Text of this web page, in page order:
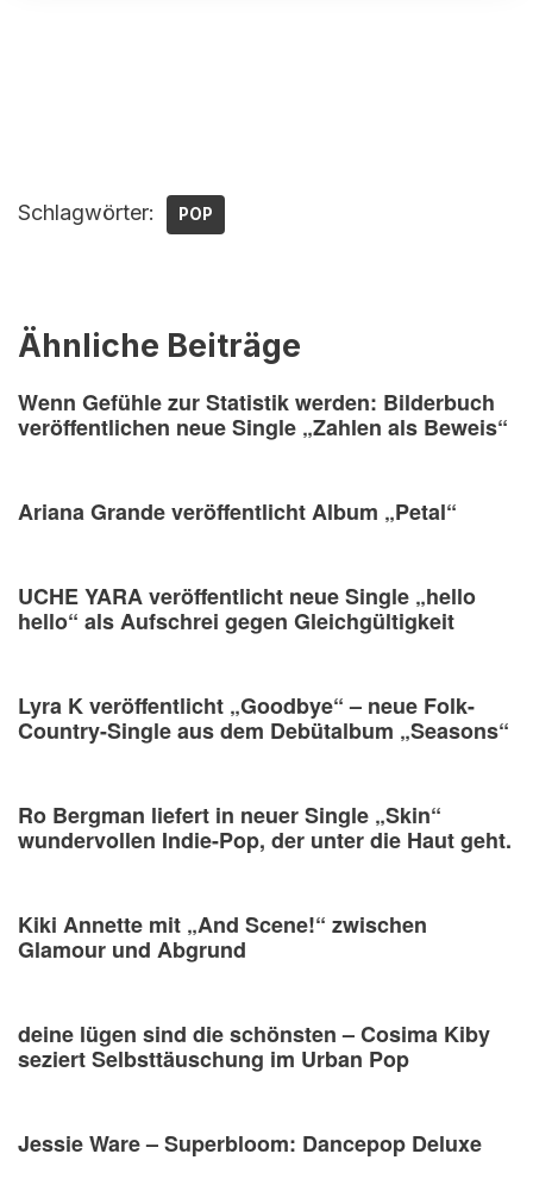
Schlagwörter: POP
Ähnliche Beiträge
Wenn Gefühle zur Statistik werden: Bilderbuch
veröffentlichen neue Single „Zahlen als Beweis“
Ariana Grande veröffentlicht Album „Petal“
UCHE YARA veröffentlicht neue Single „hello
hello“ als Aufschrei gegen Gleichgültigkeit
Lyra K veröffentlicht „Goodbye“ – neue Folk-
Country-Single aus dem Debütalbum „Seasons“
Ro Bergman liefert in neuer Single „Skin“
wundervollen Indie-Pop, der unter die Haut geht.
Kiki Annette mit „And Scene!“ zwischen
Glamour und Abgrund
deine lügen sind die schönsten – Cosima Kiby
seziert Selbsttäuschung im Urban Pop
Jessie Ware – Superbloom: Dancepop Deluxe